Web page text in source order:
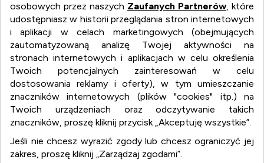
osobowych przez naszych Zaufanych Partnerów, które
udostępniasz w historii przeglądania stron internetowych
i aplikacji w celach marketingowych (obejmujących
zautomatyzowaną analizę Twojej aktywności na
stronach internetowych i aplikacjach w celu określenia
Twoich potencjalnych zainteresowań w celu
dostosowania reklamy i oferty), w tym umieszczanie
znaczników internetowych (plików "cookies" itp.) na
Twoich urządzeniach oraz odczytywanie takich
znaczników, proszę kliknij przycisk „Akceptuję wszystkie”.
Jeśli nie chcesz wyrazić zgody lub chcesz ograniczyć jej
zakres, proszę kliknij „Zarządzaj zgodami”.
wnetrza.org